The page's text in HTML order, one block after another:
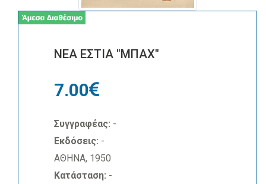
ΝΕΑ ΕΣΤΙΑ "ΜΠΑΧ"
7.00
Συγγραφέας: -
Εκδόσεις: -
ΑΘΗΝΑ, 1950
Κατάσταση: -